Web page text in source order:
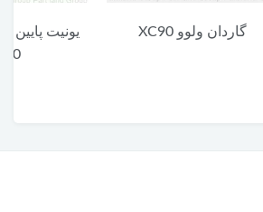
یونیت پایین چراغ جلو ولوو